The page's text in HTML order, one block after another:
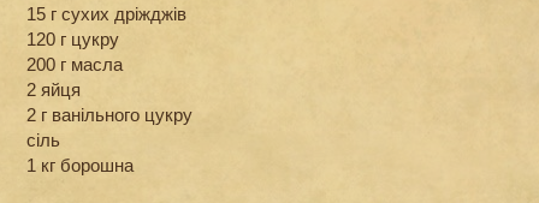
15 г сухих дріжджів
120 г цукру
200 г масла
2 яйця
2 г ванільного цукру
сіль
1 кг борошна